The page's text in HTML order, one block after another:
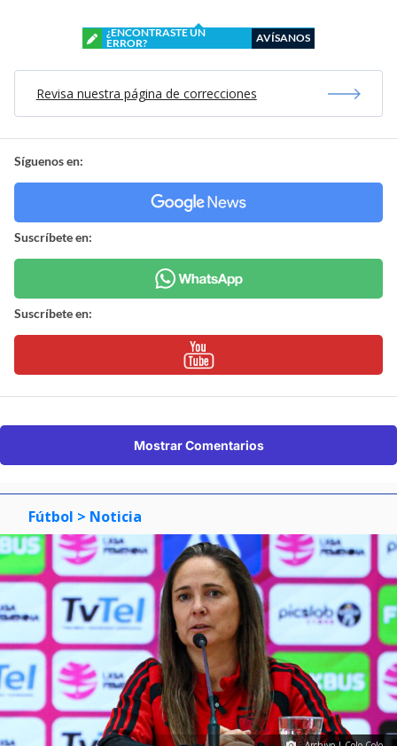
¿ENCONTRASTE UN
ERROR?
AVÍSANOS
Revisa nuestra página de correcciones
Síguenos en:
Suscríbete en:
Suscríbete en:
Mostrar Comentarios
Fútbol > Noticia